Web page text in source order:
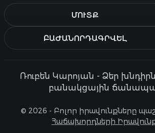
ՄՈՒՏՔ
ԲԱԺԱՆՈՐԴԱԳՐՎԵԼ
Ռուբեն Կարոյան - Ձեր
բանակցային
© 2026 - Բոլոր իրավունքները
Հաճախորդների